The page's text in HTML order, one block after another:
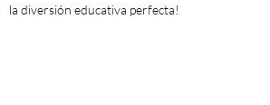
la diversión educativa perfecta!